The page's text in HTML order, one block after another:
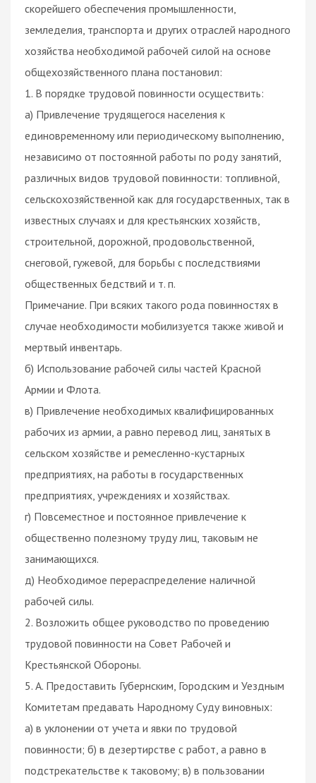
скорейшего обеспечения промышленности,
земледелия, транспорта и других отраслей народного
хозяйства необходимой рабочей силой на основе
общехозяйственного плана постановил:
1. В порядке трудовой повинности осуществить:
а) Привлечение трудящегося населения к
единовременному или периодическому выполнению,
независимо от постоянной работы по роду занятий,
различных видов трудовой повинности: топливной,
сельскохозяйственной как для государственных, так в
известных случаях и для крестьянских хозяйств,
строительной, дорожной, продовольственной,
снеговой, гужевой, для борьбы с последствиями
общественных бедствий и т. п.
Примечание. При всяких такого рода повинностях в
случае необходимости мобилизуется также живой и
мертвый инвентарь.
б) Использование рабочей силы частей Красной
Армии и Флота.
в) Привлечение необходимых квалифицированных
рабочих из армии, а равно перевод лиц, занятых в
сельском хозяйстве и ремесленно-кустарных
предприятиях, на работы в государственных
предприятиях, учреждениях и хозяйствах.
г) Повсеместное и постоянное привлечение к
общественно полезному труду лиц, таковым не
занимающихся.
д) Необходимое перераспределение наличной
рабочей силы.
2. Возложить общее руководство по проведению
трудовой повинности на Совет Рабочей и
Крестьянской Обороны.
5. А. Предоставить Губернским, Городским и Уездным
Комитетам предавать Народному Суду виновных:
а) в уклонении от учета и явки по трудовой
повинности; б) в дезертирстве с работ, а равно в
подстрекательстве к таковому; в) в пользовании